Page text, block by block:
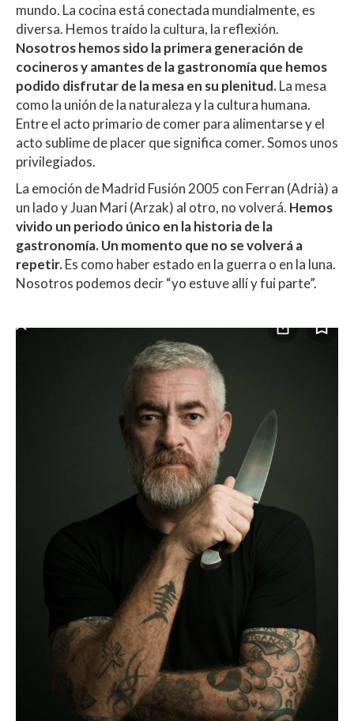
mundo. La cocina está conectada mundialmente, es
diversa. Hemos traído la cultura, la reflexión.
Nosotros hemos sido la primera generación de
cocineros y amantes de la gastronomía que hemos
podido disfrutar de la mesa en su plenitud.La mesa
como la unión de la naturaleza y la cultura humana.
Entre el acto primario de comer para alimentarse y el
acto sublime de placer que significa comer. Somos unos
privilegiados.
La emoción de Madrid Fusión 2005 con Ferran (Adrià) a
un lado y Juan Mari (Arzak) al otro, no volverá. Hemos
vivido un periodo único en la historia de la
gastronomía. Un momento que no se volverá a
repetir.Es como haber estado en la guerra o en la luna.
Nosotros podemos decir “yo estuve allí y fui parte”.